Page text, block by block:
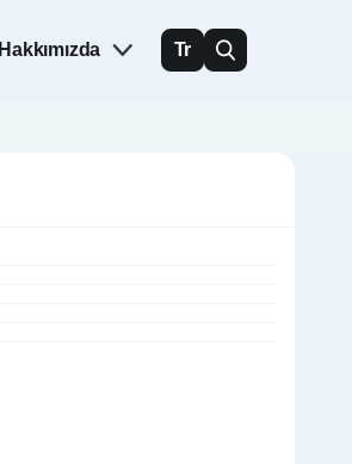
Hakkımızda Tr